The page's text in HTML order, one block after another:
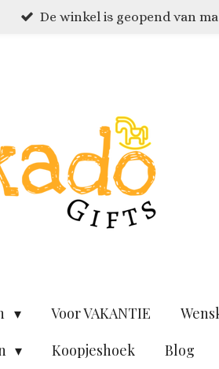
De winkel is geopend van
Voor VAKANTIE
Koopjeshoek Blog